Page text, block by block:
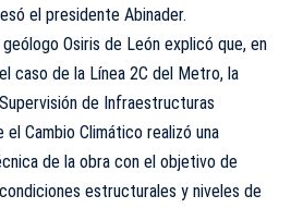
el presidente Abinader.
geólogo Osiris de León explicó que, en
caso de la Línea 2C del Metro, la
de Infraestructuras
el Cambio Climático realizó una
de la obra con el objetivo de
estructurales y niveles de